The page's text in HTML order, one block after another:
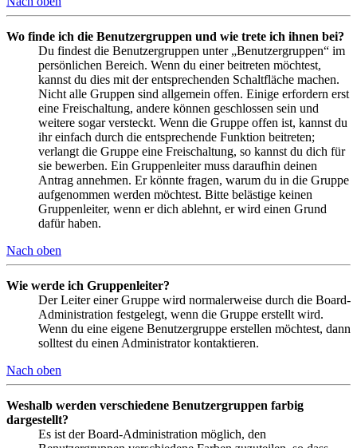
Wo finde ich die Benutzergruppen und wie trete ich ihnen bei?
Du findest die Benutzergruppen unter „Benutzergruppen“ im
persönlichen Bereich. Wenn du einer beitreten möchtest,
kannst du dies mit der entsprechenden Schaltfläche machen.
Nicht alle Gruppen sind allgemein offen. Einige erfordern erst
eine Freischaltung, andere können geschlossen sein und
weitere sogar versteckt. Wenn die Gruppe offen ist, kannst du
ihr einfach durch die entsprechende Funktion beitreten;
verlangt die Gruppe eine Freischaltung, so kannst du dich für
sie bewerben. Ein Gruppenleiter muss daraufhin deinen
Antrag annehmen. Er könnte fragen, warum du in die Gruppe
aufgenommen werden möchtest. Bitte belästige keinen
Gruppenleiter, wenn er dich ablehnt, er wird einen Grund
dafür haben.
Nach oben
Wie werde ich Gruppenleiter?
Der Leiter einer Gruppe wird normalerweise durch die Board-
Administration festgelegt, wenn die Gruppe erstellt wird.
Wenn du eine eigene Benutzergruppe erstellen möchtest, dann
solltest du einen Administrator kontaktieren.
Nach oben
Weshalb werden verschiedene Benutzergruppen farbig
dargestellt?
Es ist der Board-Administration möglich, den